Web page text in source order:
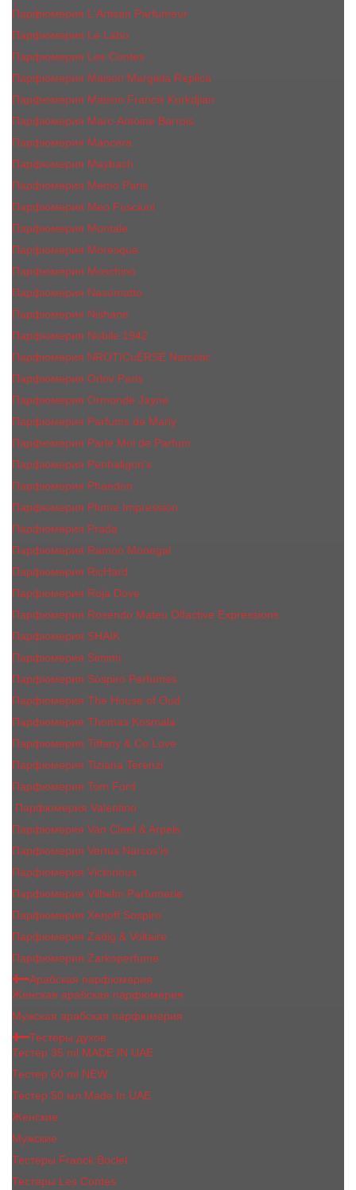
Парфюмерия L'Artisan Parfumeur
Парфюмерия Le Labo
Парфюмерия Les Contes
Парфюмерия Maison Margiela Replica
Парфюмерия Maison Francis Kurkdjian
Парфюмерия Marc-Antoine Barrois
Парфюмерия Mancera
Парфюмерия Maybach
Парфюмерия Memo Paris
Парфюмерия Meo Fusciuni
Парфюмерия Montale
Парфюмерия Moresque
Парфюмерия Moschino
Парфюмерия Nasomatto
Парфюмерия Nishane
Парфюмерия Nobile 1942
Парфюмерия NROTICuERSE Narcotic
Парфюмерия Orlov Paris
Парфюмерия Ormonde Jayne
Парфюмерия Parfums de Marly
Парфюмерия Parle Moi de Parfum
Парфюмерия Penhaligon's
Парфюмерия Phaedon
Парфюмерия Plume Impression
Парфюмерия Prada
Парфюмерия Ramon Monegal
Парфюмерия RicHard
Парфюмерия Roja Dove
Парфюмерия Rosendo Mateu Olfactive Expressions
Парфюмерия SHAIK
Парфюмерия Simimi
Парфюмерия Sospiro Perfumes
Парфюмерия The House of Oud
Парфюмерия Thomas Kosmala
Парфюмерия Tiffany & Co Love
Парфюмерия Tiziana Terenzi
Парфюмерия Tom Ford
Парфюмерия Valentino
Парфюмерия Van Cleef & Arpels
Парфюмерия Vertus Narcos'is
Парфюмерия Victorious
Парфюмерия Vilhelm Parfumerie
Парфюмерия Xerjoff Sospiro
Парфюмерия Zadig & Voltaire
Парфюмерия Zarkoperfume
Арабская парфюмерия
Женская арабская парфюмерия
Мужская арабская парфюмерия
Тестеры духов
Тестер 35 ml MADE IN UAE
Тестер 60 ml NEW
Тестер 50 мл Made In UAE
Женские
Мужские
Тестеры Franck Boclet
Тестеры Les Contes